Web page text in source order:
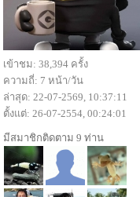
เข้าชม: 38,394 ครั้ง
ความถี่: 7 หน้า/วัน
ล่าสุด: 22-07-2569, 10:37:11
ตั้งแต่: 26-07-2554, 00:24:01
มีสมาชิกติดตาม 9 ท่าน